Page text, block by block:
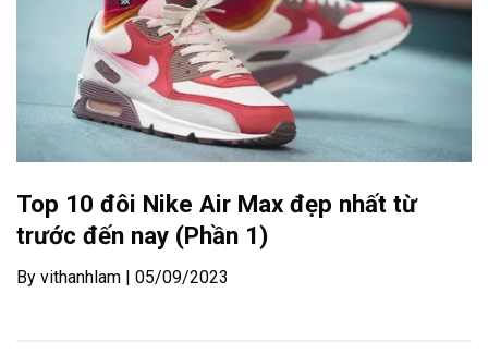
Top 10 đôi Nike Air Max đẹp nhất từ
trước đến nay (Phần 1)
By vithanhlam | 05/09/2023